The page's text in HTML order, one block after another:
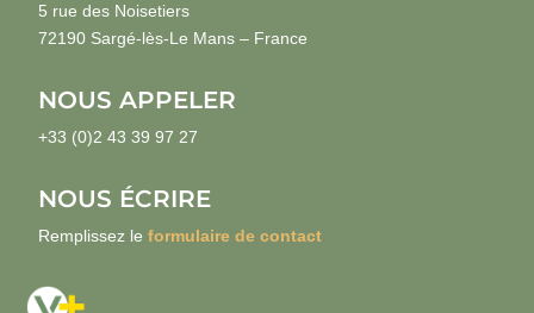
5 rue des Noisetiers
72190 Sargé-lès-Le Mans – France
NOUS APPELER
+33 (0)2 43 39 97 27
NOUS ÉCRIRE
Remplissez leformulaire de contact